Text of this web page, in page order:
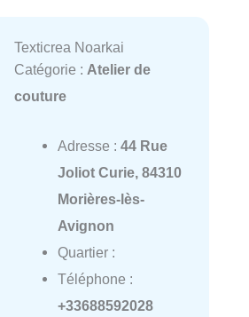
Texticrea Noarkai
Catégorie : Atelier de
couture
Adresse : 44 Rue
Joliot Curie, 84310
Morières-lès-
Avignon
Quartier :
Téléphone :
+33688592028